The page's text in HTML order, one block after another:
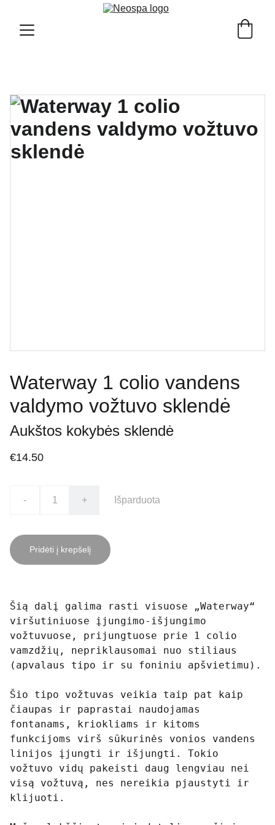
Waterway 1 colio vandens
valdymo vožtuvo sklendė
Aukštos kokybės sklendė
€14.50
- + Išparduota
Pridėti į krepšelį
Šią dalį galima rasti visuose „Waterway“
viršutiniuose įjungimo-išjungimo
vožtuvuose, prijungtuose prie 1 colio
vamzdžių, nepriklausomai nuo stiliaus
(apvalaus tipo ir su foniniu apšvietimu).
Šio tipo vožtuvas veikia taip pat kaip
čiaupas ir paprastai naudojamas
fontanams, kriokliams ir kitoms
funkcijoms virš sūkurinės vonios vandens
linijos įjungti ir išjungti. Tokio
vožtuvo vidų pakeisti daug lengviau nei
visą vožtuvą, nes nereikia pjaustyti ir
klijuoti.